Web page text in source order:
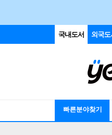
국내도서 외국도
빠른분야찾기